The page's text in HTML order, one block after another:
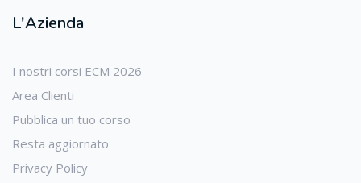
L'Azienda
I nostri corsi ECM 2026
Area Clienti
Pubblica un tuo corso
Resta aggiornato
Privacy Policy